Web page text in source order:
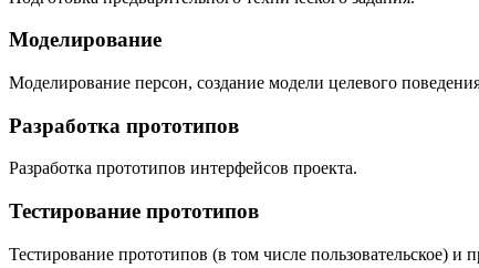
Моделирование
Моделирование персон, создание модели целевого
Разработка прототипов
Разработка прототипов интерфейсов проекта.
Тестирование прототипов
Тестирование прототипов (в том числе пользовательское)